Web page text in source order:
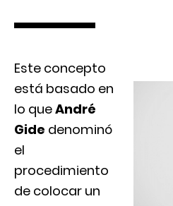
Este concepto
está basado en
lo queAndré
Gide denominó
el
procedimiento
de colocar un